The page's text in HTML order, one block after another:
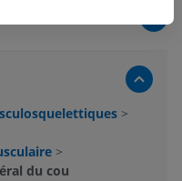
>
>
du cou